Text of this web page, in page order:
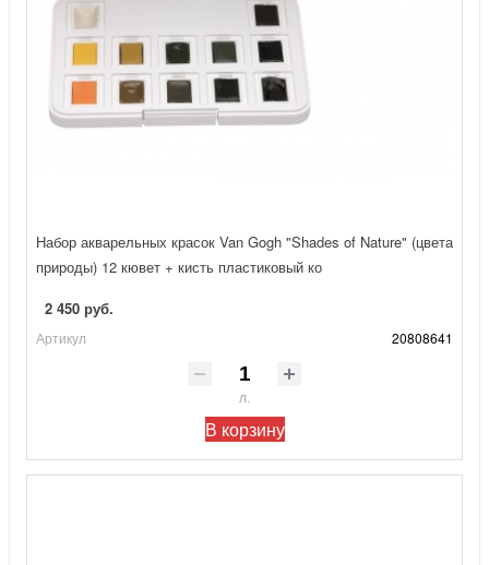
Набор акварельных красок Van Gogh "Shades of Nature" (цвета
природы) 12 кювет + кисть пластиковый ко
2 450 руб.
Артикул 20808641
л.
В корзину